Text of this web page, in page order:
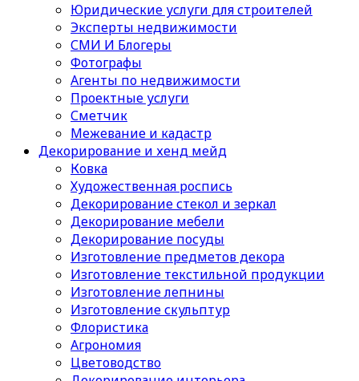
Юридические услуги для строителей
Эксперты недвижимости
СМИ И Блогеры
Фотографы
Агенты по недвижимости
Проектные услуги
Сметчик
Межевание и кадастр
Декорирование и хенд мейд
Ковка
Художественная роспись
Декорирование стекол и зеркал
Декорирование мебели
Декорирование посуды
Изготовление предметов декора
Изготовление текстильной продукции
Изготовление лепнины
Изготовление скульптур
Флористика
Агрономия
Цветоводство